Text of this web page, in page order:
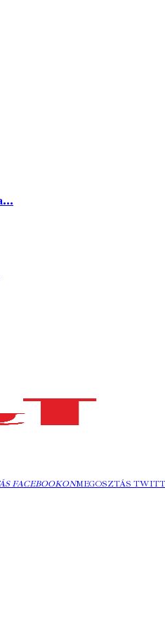
FACEBOOKONMEGOSZTÁS